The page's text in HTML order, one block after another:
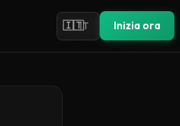
🇮🇹IT Inizia ora